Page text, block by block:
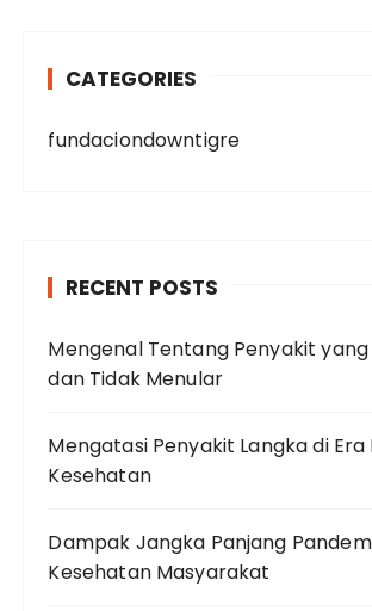
CATEGORIES
fundaciondowntigre
RECENT POSTS
Mengenal Tentang Penyakit
dan Tidak Menular
Mengatasi Penyakit Langka di Era
Kesehatan
Dampak Jangka Panjang
Kesehatan Masyarakat